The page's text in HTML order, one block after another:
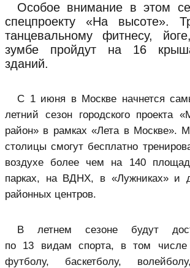
Особое внимание в этом
спецпроекту «На высоте».
танцевальному фитнесу,
зумбе пройдут на 16
зданий.
С 1 июня в Москве начнется
летний сезон городского проекта
район» в рамках «Лета в Москве».
столицы смогут бесплатно
воздухе более чем на 140
парках, на ВДНХ, в «Лужниках» и
районных центров.
В летнем сезоне будут
по 13 видам спорта, в том числе
футболу, баскетболу,